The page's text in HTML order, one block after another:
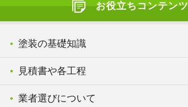
お役立ちコンテンツ
塗装の基礎知識
見積書や各工程
業者選びについて